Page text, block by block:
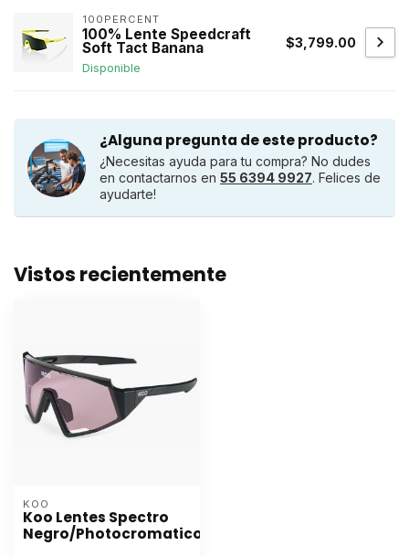
100PERCENT
100% Lente Speedcraft
Soft Tact Banana
Disponible
$3,799.00
¿Alguna pregunta de este producto?
¿Necesitas ayuda para tu compra? No dudes
en contactarnos en 55 6394 9927. Felices de
ayudarte!
Vistos recientemente
KOO
Koo Lentes Spectro
Negro/Photocromatico